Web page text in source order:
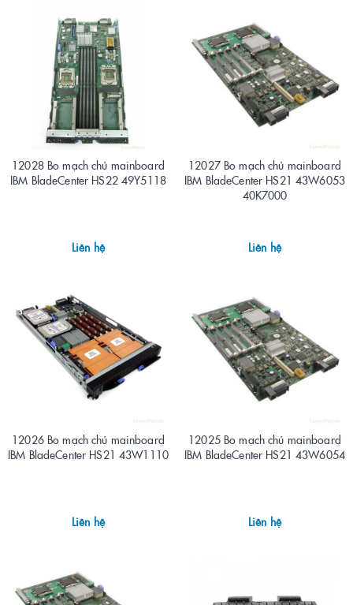
12028 Bo mạch chủ mainboard
IBM BladeCenter HS22 49Y5118
Liên hệ
12027 Bo mạch chủ mainboard
IBM BladeCenter HS21 43W6053
40K7000
Liên hệ
12026 Bo mạch chủ mainboard
IBM BladeCenter HS21 43W1110
Liên hệ
12025 Bo mạch chủ mainboard
IBM BladeCenter HS21 43W6054
Liên hệ